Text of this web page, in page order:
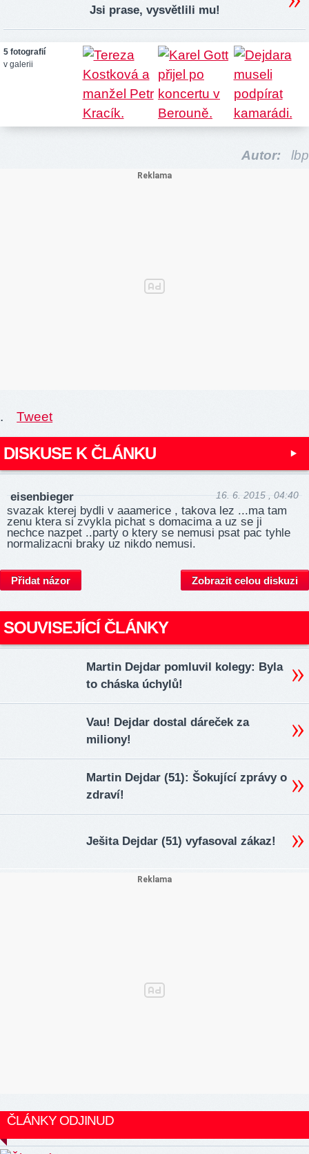
Jsi prase, vysvětlili mu!
5 fotografií
v galerii
Autor: lbp
. Tweet
DISKUSE K ČLÁNKU
eisenbieger 16. 6. 2015 , 04:40
svazak kterej bydli v aaamerice , takova lez ...ma tam
zenu ktera si zvykla pichat s domacima a uz se ji
nechce nazpet ..party o ktery se nemusi psat pac tyhle
normalizacni braky uz nikdo nemusi.
Přidat názor Zobrazit celou diskuzi
SOUVISEJÍCÍ ČLÁNKY
Martin Dejdar pomluvil kolegy: Byla
to cháska úchylů!
Vau! Dejdar dostal dáreček za
miliony!
Martin Dejdar (51): Šokující zprávy o
zdraví!
Ješita Dejdar (51) vyfasoval zákaz!
ČLÁNKY ODJINUD